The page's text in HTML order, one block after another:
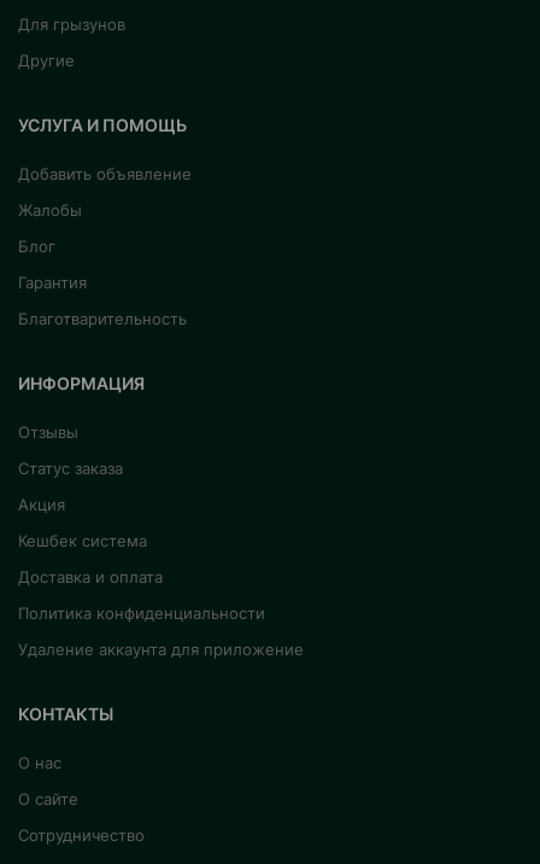
Для грызунов
Другие
УСЛУГА И ПОМОЩЬ
Добавить объявление
Жалобы
Блог
Гарантия
Благотварительность
ИНФОРМАЦИЯ
Отзывы
Статус заказа
Акция
Кешбек система
Доставка и оплата
Политика конфиденциальности
Удаление аккаунта для приложение
КОНТАКТЫ
О нас
О сайте
Сотрудничество